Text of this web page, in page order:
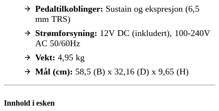
Pedaltilkoblinger: Sustain og ekspresjon (6,5
mm TRS)
Strømforsyning: 12V DC (inkludert), 100-240V
AC 50/60Hz
Vekt: 4,95 kg
Mål (cm): 58,5 (B) x 32,16 (D) x 9,65 (H)
Innhold i esken